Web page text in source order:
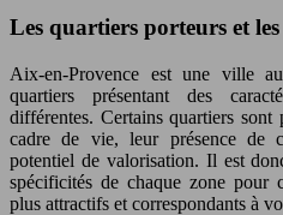
Les quartiers porteurs et
Aix-en-Provence est une ville
quartiers présentant des
différentes. Certains quartiers
cadre de vie, leur présence de
potentiel de valorisation. Il est
spécificités de chaque zone pour
plus attractifs et correspondants à